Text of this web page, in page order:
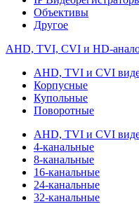
Объективы
Другое
AHD, TVI, CVI и HD-
AHD, TVI и CVI
Корпусные
Купольные
Поворотные
AHD, TVI и CVI
4-канальные
8-канальные
16-канальные
24-канальные
32-канальные